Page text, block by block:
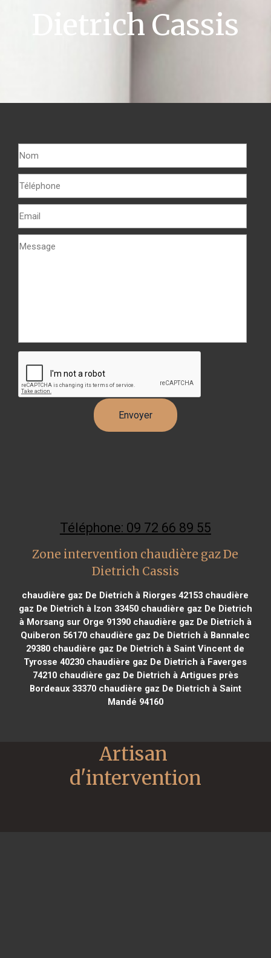
Dietrich Cassis
Téléphone: 09 72 66 89 55
Zone intervention chaudière gaz De
Dietrich Cassis
chaudière gaz De Dietrich à Riorges 42153 chaudière
gaz De Dietrich à Izon 33450chaudière gaz De Dietrich
à Morsang sur Orge 91390chaudière gaz De Dietrich à
Quiberon 56170 chaudière gaz De Dietrich à Bannalec
29380 chaudière gaz De Dietrich à Saint Vincent de
Tyrosse 40230 chaudière gaz De Dietrich à Faverges
74210chaudière gaz De Dietrich à Artigues près
Bordeaux 33370chaudière gaz De Dietrich à Saint
Mandé 94160
Artisan
d'intervention